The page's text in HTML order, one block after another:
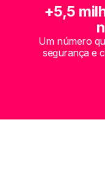
+5,5
Um número
segurança e